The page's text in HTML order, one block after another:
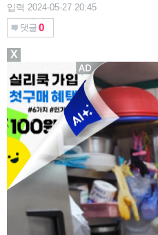
입력 2024-05-27 20:45
댓글 0
X